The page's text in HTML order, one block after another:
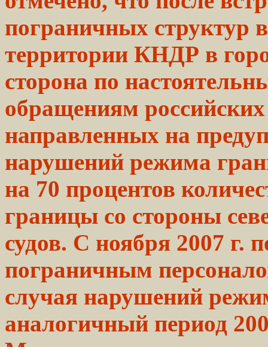
пограничных структур
территории КНДР в
сторона по
обращениям
направленных на
нарушений режима
на 70 процентов
границы со стороны
судов. С ноября 2007 г.
пограничным
случая нарушений
аналогичный период